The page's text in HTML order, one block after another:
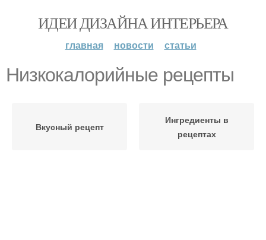
ИДЕИ ДИЗАЙНА ИНТЕРЬЕРА
главная новости статьи
Низкокалорийные рецепты
Вкусный рецепт
Ингредиенты в
рецептах